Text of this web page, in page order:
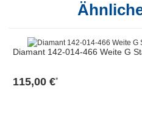
Diamant 142-014-466 Weite G
115,00 €*